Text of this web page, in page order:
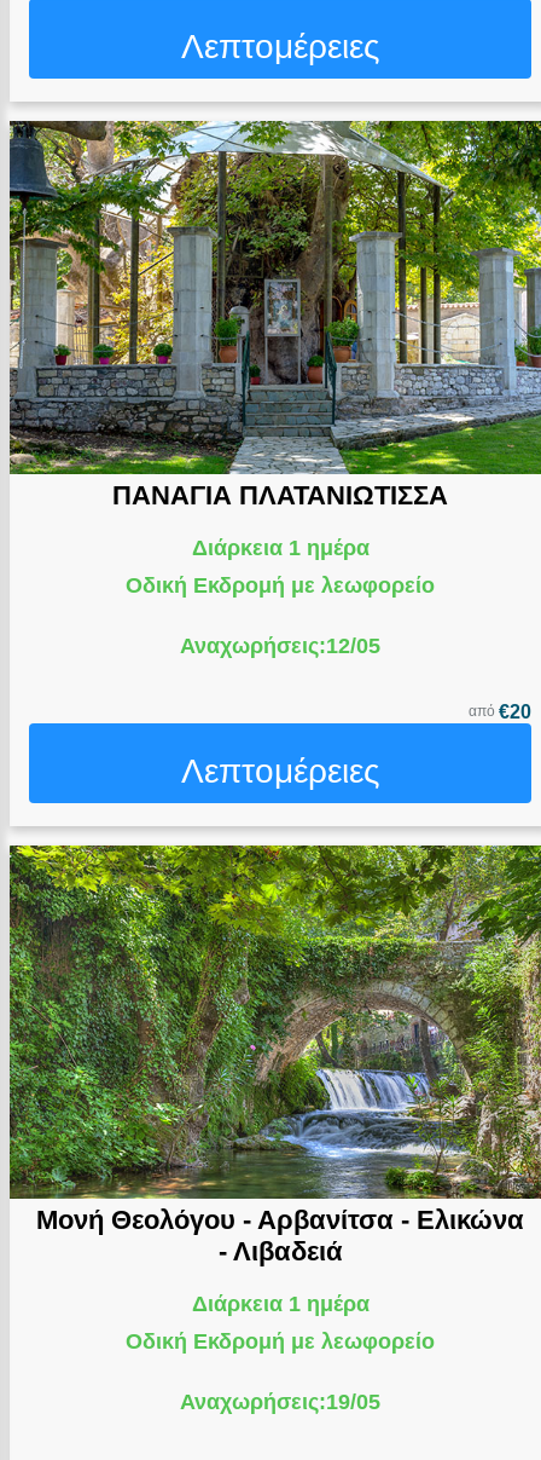
Λεπτομέρειες
ΠΑΝΑΓΙΑ ΠΛΑΤΑΝΙΩΤΙΣΣΑ
Διάρκεια 1 ημέρα
Οδική Εκδρομή με λεωφορείο
Αναχωρήσεις:12/05
από €20
Λεπτομέρειες
Μονή Θεολόγου - Αρβανίτσα - Ελικώνα
- Λιβαδειά
Διάρκεια 1 ημέρα
Οδική Εκδρομή με λεωφορείο
Αναχωρήσεις:19/05